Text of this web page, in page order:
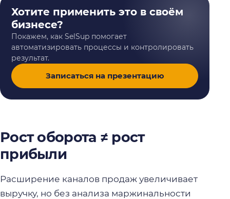
Хотите применить это в своём
бизнесе?
Покажем, как SelSup помогает
автоматизировать процессы и контролировать
результат.
Записаться на презентацию
Рост оборота ≠ рост
прибыли
Расширение каналов продаж увеличивает
выручку, но без анализа маржинальности